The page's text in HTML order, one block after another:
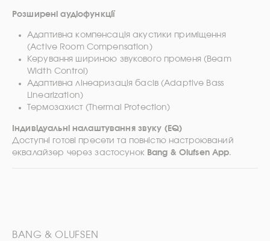
Розширені аудіофункції
Адаптивна компенсація акустики приміщення
(Active Room Compensation)
Керування шириною звукового променя (Beam
Width Control)
Адаптивна лінеаризація басів (Adaptive Bass
Linearization)
Термозахист (Thermal Protection)
Індивідуальні налаштування звуку (EQ)
Доступні готові пресети та повністю настроюваний
еквалайзер через застосунок Bang & Olufsen App.
BANG & OLUFSEN